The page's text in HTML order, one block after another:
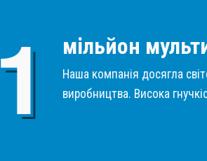
1
мільйон
Наша компанія досягла
виробництва. Висока